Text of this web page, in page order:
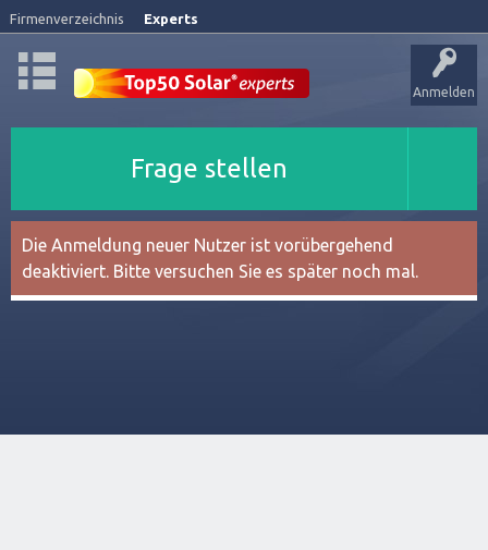
Firmenverzeichnis Experts
Anmelden
Frage stellen
Die Anmeldung neuer Nutzer ist vorübergehend
deaktiviert. Bitte versuchen Sie es später noch mal.